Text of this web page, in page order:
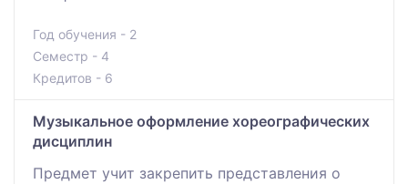
Год обучения - 2
Семестр - 4
Кредитов - 6
Музыкальное оформление хореографических
дисциплин
Предмет учит закрепить представления о